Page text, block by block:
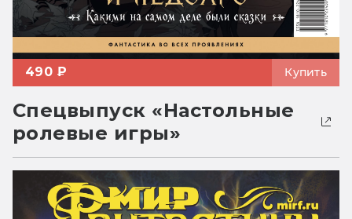
490 ₽ Купить
Спецвыпуск «Настольные
ролевые игры»